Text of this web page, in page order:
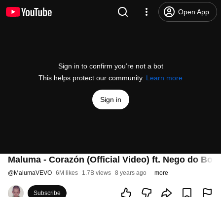
Open App
Sign in to confirm you’re not a bot
This helps protect our community. Learn more
Sign in
Maluma - Corazón (Official Video) ft. Nego do
@MalumaVEVO 6M likes 1.7B views 8 years ago more
Subscribe